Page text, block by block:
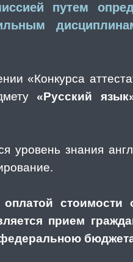
путем
«Конкурса
«Русский
уровень знания
стоимости
прием